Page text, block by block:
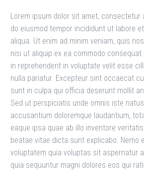
Lorem ipsum dolor sit amet, consectetur
do eiusmod tempor incididunt ut labore
aliqua. Ut enim ad minim veniam, quis
nisi ut aliquip ex ea commodo
in reprehenderit in voluptate velit esse
nulla pariatur. Excepteur sint occaecat
sunt in culpa qui officia deserunt mollit
Sed ut perspiciatis unde omnis iste
accusantium doloremque laudantium,
eaque ipsa quae ab illo inventore
beatae vitae dicta sunt explicabo. Nemo
voluptatem quia voluptas sit aspernatur
quia sequuntur magni dolores eos qui